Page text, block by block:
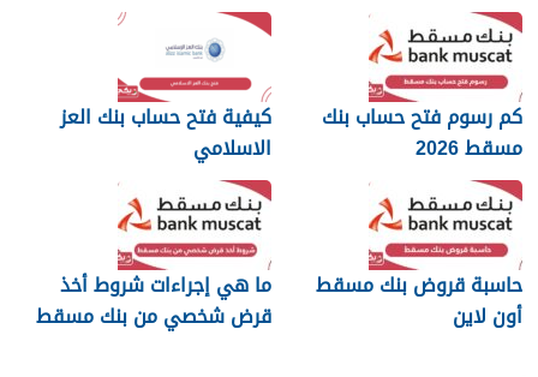
كم رسوم فتح حساب بنك
مسقط 2026
كيفية فتح حساب بنك العز
الاسلامي
حاسبة قروض بنك مسقط
أون لاين
ما هي إجراءات شروط أخذ
قرض شخصي من بنك مسقط